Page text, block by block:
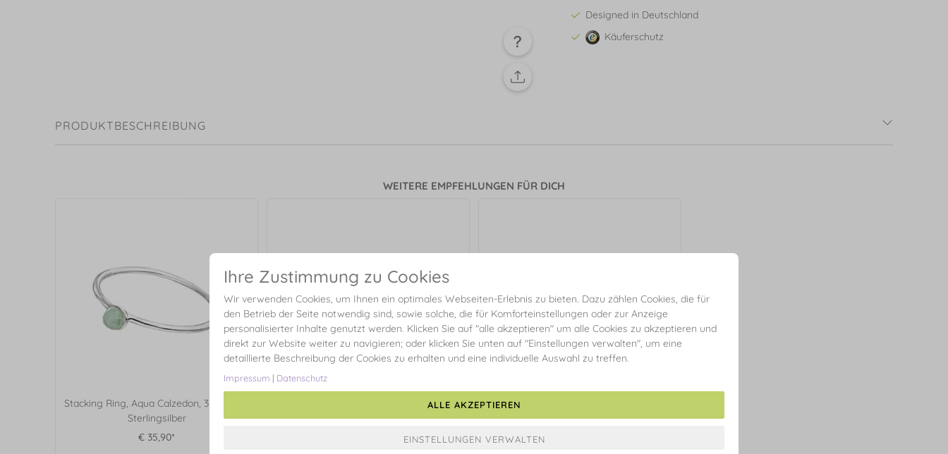
Designed in Deutschland
Käuferschutz
PRODUKTBESCHREIBUNG
WEITERE EMPFEHLUNGEN FÜR DICH
Stacking Ring, Aqua Calzedon, 3mm, 925
Sterlingsilber
€ 35,90*
Stacking Ring, Rosenquarz, 3mm, 925
Sterlingsilber
Memoryring, 925 Sterlingsilber
Ihre Zustimmung zu Cookies
Wir verwenden Cookies, um Ihnen ein optimales Webseiten-Erlebnis zu bieten. Dazu zählen Cookies, die für
den Betrieb der Seite notwendig sind, sowie solche, die für Komforteinstellungen oder zur Anzeige
personalisierter Inhalte genutzt werden. Klicken Sie auf "alle akzeptieren" um alle Cookies zu akzeptieren und
direkt zur Website weiter zu navigieren; oder klicken Sie unten auf "Einstellungen verwalten", um eine
detaillierte Beschreibung der Cookies zu erhalten und eine individuelle Auswahl zu treffen.
Impressum | Datenschutz
ALLE AKZEPTIEREN